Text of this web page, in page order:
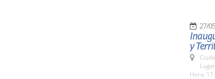
27/
y
Hora: